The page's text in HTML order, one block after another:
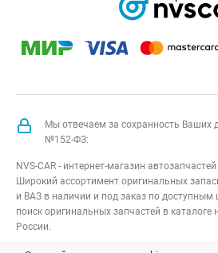
Мы отвечаем за сохранность Ваших
№152-ФЗ:
NVS-CAR - интернет-магазин
Широкий ассортимент оригинальных
и ВАЗ в наличии и под заказ по
поиск оригинальных запчастей в каталоге
России.